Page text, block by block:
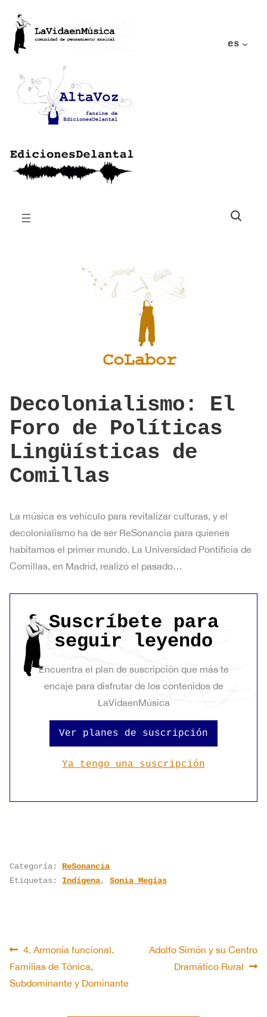
es
Buscar
Decolonialismo: El
Foro de Políticas
Lingüísticas de
Comillas
La música es vehículo para revitalizar culturas, y el
decolonialismo ha de ser ReSonancia para quienes
habitamos el primer mundo. La Universidad Pontificia de
Comillas, en Madrid, realizó el pasado…
Suscríbete para
seguir leyendo
Encuentra el plan de suscripción que más te
encaje para disfrutar de los contenidos de
LaVidaenMúsica
Ver planes de suscripción
Ya tengo una suscripción
Categoría: ReSonancia
Etiquetas: Indígena, Sonia Megías
Navegación
de
entradas
Anterior:
4. Armonía funcional.
Familias de Tónica,
Subdominante y Dominante
Siguiente:
Adolfo Simón y su Centro
Dramático Rural